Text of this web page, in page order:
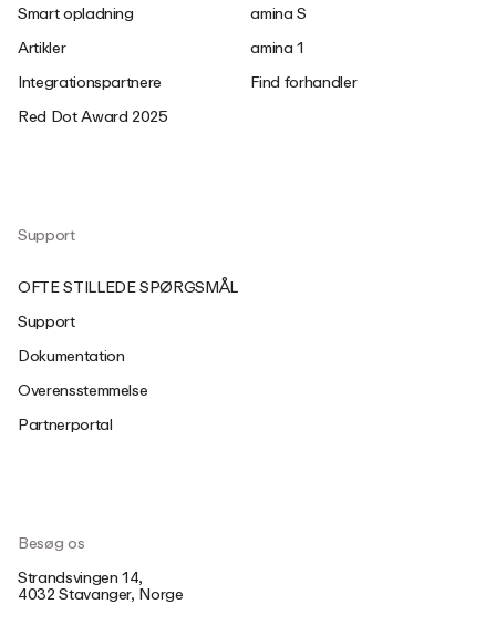
Smart opladning
Artikler
Integrationspartnere
Red Dot Award 2025
amina S
amina 1
Find forhandler
Support
OFTE STILLEDE SPØRGSMÅL
Support
Dokumentation
Overensstemmelse
Partnerportal
Besøg os
Strandsvingen 14,
4032 Stavanger, Norge